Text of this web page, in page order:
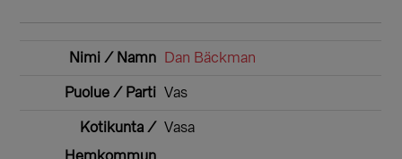
Dan Bäckman
Vas
Vasa